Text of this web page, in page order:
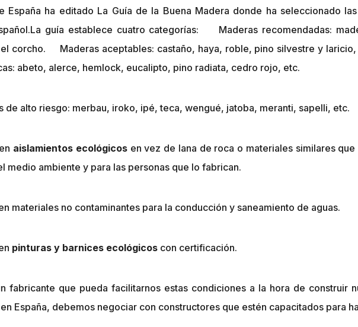
España ha editado La Guía de la Buena Madera donde ha seleccionado
guía establece cuatro categorías: Maderas recomendadas:
corcho. Maderas aceptables: castaño, haya, roble, pino silvestre y
abeto, alerce, hemlock, eucalipto, pino radiata, cedro rojo, etc.
alto riesgo: merbau, iroko, ipé, teca, wengué, jatoba, meranti, sapelli, etc.
aislamientos ecológicosen vez de lana de roca o materiales similares
medio ambiente y para las personas que lo fabrican.
materiales no contaminantes para la conducción y saneamiento de aguas.
pinturas y barnices ecológicoscon certificación.
fabricante que pueda facilitarnos estas condiciones a la hora de construir
España, debemos negociar con constructores que estén capacitados para